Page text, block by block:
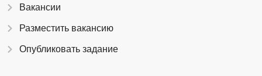
Вакансии
Разместить вакансию
Опубликовать задание